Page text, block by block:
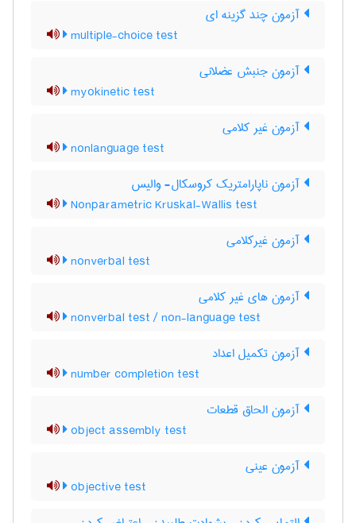
آزمون چند گزینه ای
multiple-choice test
آزمون جنبش عضلانی
myokinetic test
آزمون غیر کلامی
nonlanguage test
آزمون ناپارامتریک کروسکال- والیس
Nonparametric Kruskal-Wallis test
آزمون غیرکلامی
nonverbal test
آزمون های غیر کلامی
nonverbal test / non-language test
آزمون تکمیل اعداد
number completion test
آزمون الحاق قطعات
object assembly test
آزمون عینی
objective test